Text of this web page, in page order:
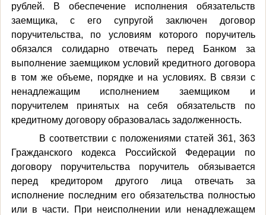
рублей. В обеспечение исполнения обязательств
заемщика, с его супругой заключен договор
поручительства, по условиям которого поручитель
обязался солидарно отвечать перед Банком за
выполнение заемщиком условий кредитного договора
в том же объеме, порядке и на условиях. В связи с
ненадлежащим исполнением заемщиком и
поручителем принятых на себя обязательств по
кредитному договору образовалась задолженность.
В соответствии с положениями статей 361, 363
Гражданского кодекса Российской Федерации по
договору поручительства поручитель обязывается
перед кредитором другого лица отвечать за
исполнение последним его обязательства полностью
или в части. При неисполнении или ненадлежащем